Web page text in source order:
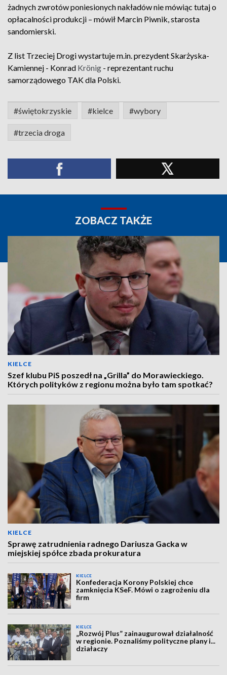
żadnych zwrotów poniesionych nakładów nie mówiąc tutaj o
opłacalności produkcji – mówił Marcin Piwnik, starosta
sandomierski.
Z list Trzeciej Drogi wystartuje m.in. prezydent Skarżyska-
Kamiennej - Konrad Krönig - reprezentant ruchu
samorządowego TAK dla Polski.
#świętokrzyskie #kielce #wybory
#trzecia droga
ZOBACZ TAKŻE
KIELCE
Szef klubu PiS poszedł na „Grilla” do Morawieckiego.
Których polityków z regionu można było tam spotkać?
KIELCE
Sprawę zatrudnienia radnego Dariusza Gacka w
miejskiej spółce zbada prokuratura
KIELCE
Konfederacja Korony Polskiej chce
zamknięcia KSeF. Mówi o zagrożeniu dla
firm
KIELCE
„Rozwój Plus” zainaugurował działalność
w regionie. Poznaliśmy polityczne plany i...
działaczy